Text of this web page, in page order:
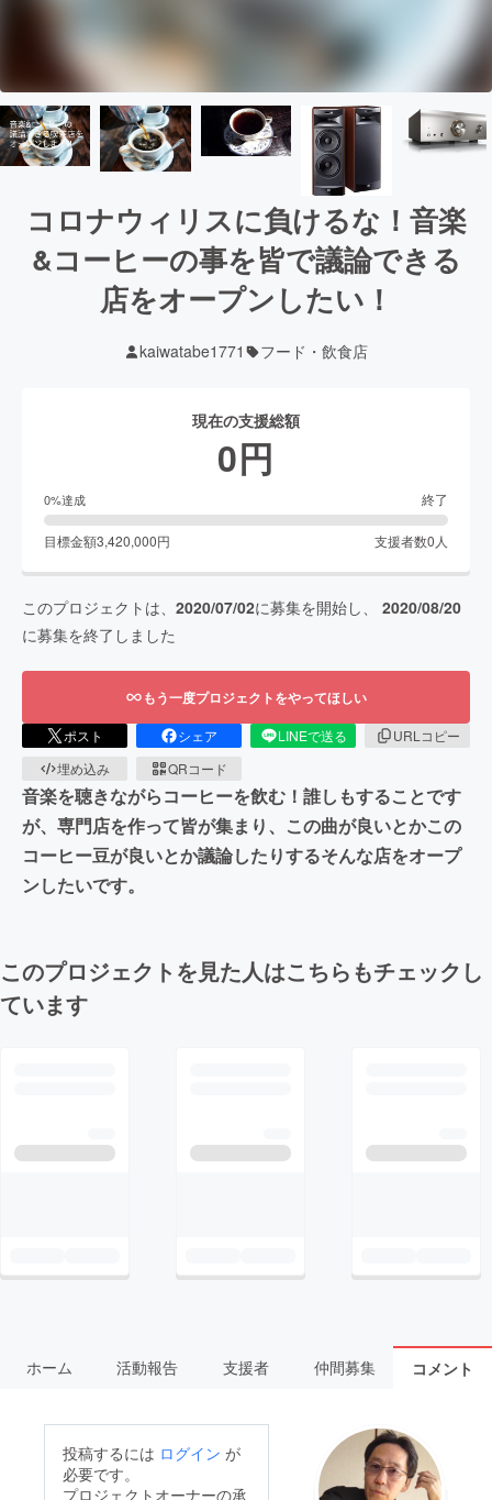
コロナウィリスに負けるな！音楽
&コーヒーの事を皆で議論できる
店をオープンしたい！
kaiwatabe1771 フード・飲食店
現在の支援総額
0円
0%達成 終了
目標金額3,420,000円 支援者数0 人
このプロジェクトは、 2020/07/02に募集を開始し、 2020/08/20
に募集を終了しました
もう一度プロジェクトをやってほしい
ポスト シェア LINEで送る
URLコピー
埋め込み
QRコード
音楽を聴きながらコーヒーを飲む！誰しもすることです
が、専門店を作って皆が集まり、この曲が良いとかこの
コーヒー豆が良いとか議論したりするそんな店をオープ
ンしたいです。
このプロジェクトを見た人はこちらもチェックし
ています
ホーム 活動報告 支援者 仲間募集 コメント
投稿するには ログイン が
必要です。
プロジェクトオーナーの承